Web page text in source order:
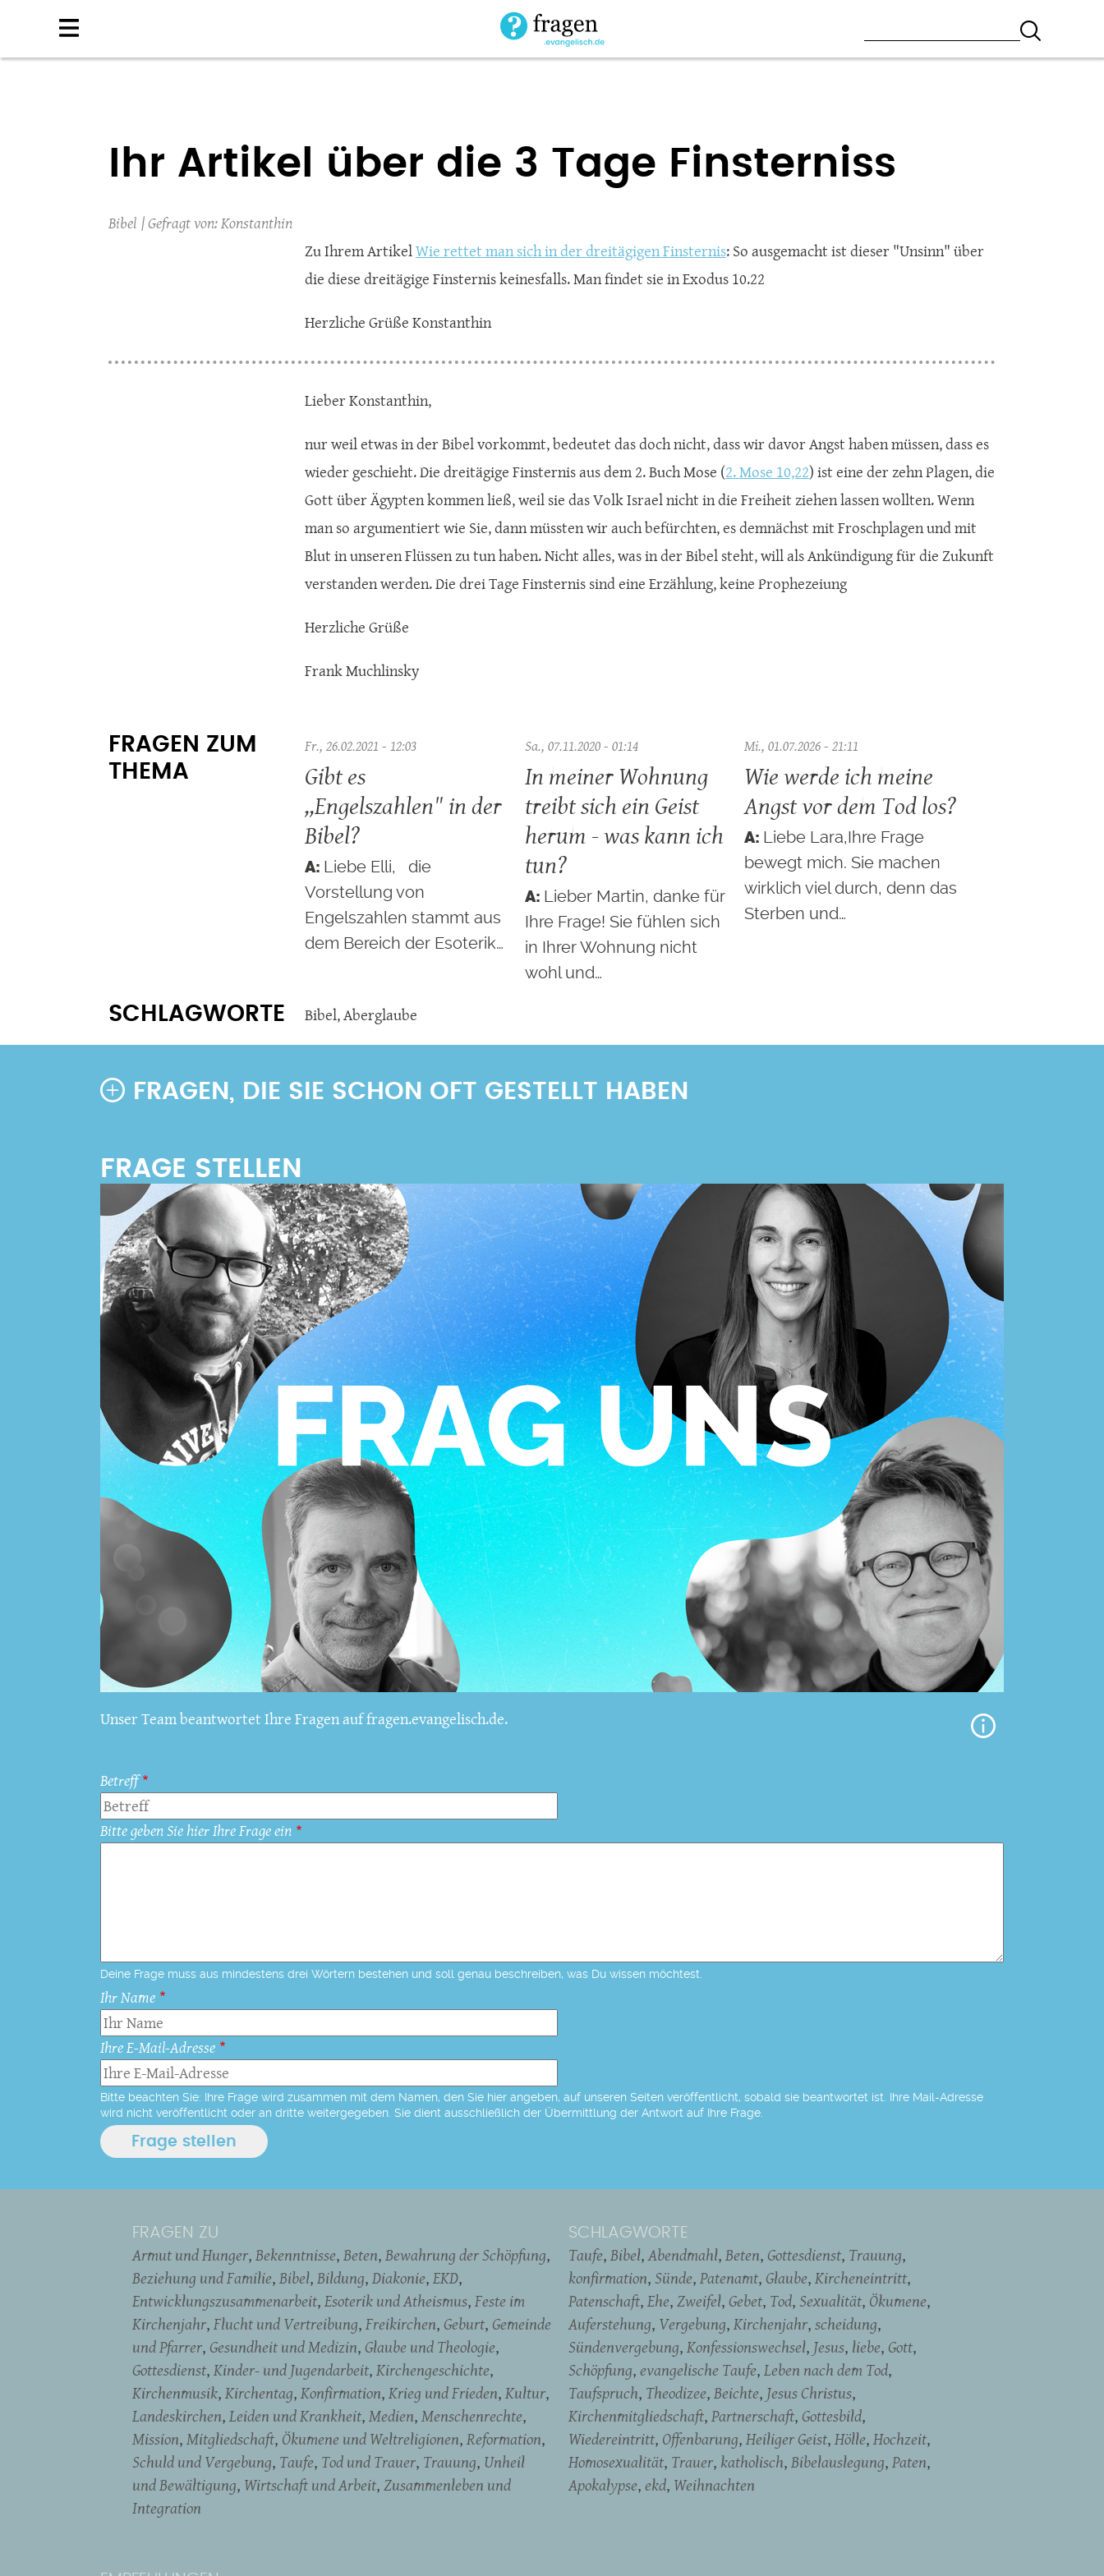
Ihr Artikel über die 3 Tage Finsterniss
Bibel
Konstanthin
Zu Ihrem ArtikelWie rettet man sich in der dreitägigen Finsternis: So ausgemacht ist dieser "Unsinn" über
die diese dreitägige Finsternis keinesfalls. Man findet sie in Exodus 10.22
Herzliche Grüße Konstanthin
Lieber Konstanthin,
nur weil etwas in der Bibel vorkommt, bedeutet das doch nicht, dass wir davor Angst haben müssen, dass es
wieder geschieht. Die dreitägige Finsternis aus dem 2. Buch Mose (2. Mose 10,22) ist eine der zehn Plagen, die
Gott über Ägypten kommen ließ, weil sie das Volk Israel nicht in die Freiheit ziehen lassen wollten. Wenn
man so argumentiert wie Sie, dann müssten wir auch befürchten, es demnächst mit Froschplagen und mit
Blut in unseren Flüssen zu tun haben. Nicht alles, was in der Bibel steht, will als Ankündigung für die Zukunft
verstanden werden. Die drei Tage Finsternis sind eine Erzählung, keine Prophezeiung
Herzliche Grüße
Frank Muchlinsky
FRAGEN ZUM
THEMA
Fr., 26.02.2021 - 12:03
Gibt es
,,Engelszahlen" in der
Bibel?
Liebe Elli, die
Vorstellung von
Engelszahlen stammt aus
dem Bereich der Esoterik…
Sa., 07.11.2020 - 01:14
In meiner Wohnung
treibt sich ein Geist
herum - was kann ich
tun?
Lieber Martin, danke für
Ihre Frage! Sie fühlen sich
in Ihrer Wohnung nicht
wohl und…
Mi., 01.07.2026 - 21:11
Wie werde ich meine
Angst vor dem Tod los?
Liebe Lara,Ihre Frage
bewegt mich. Sie machen
wirklich viel durch, denn das
Sterben und…
SCHLAGWORTE Bibel,Aberglaube
FRAGEN, DIE SIE SCHON OFT GESTELLT HABEN
Unser Team beantwortet Ihre Fragen auf fragen.evangelisch.de.
Betreff
Bitte geben Sie hier Ihre Frage ein
Deine Frage muss aus mindestens drei Wörtern bestehen und soll genau beschreiben, was Du wissen möchtest.
Ihr Name
Ihre E-Mail-Adresse
Bitte beachten Sie: Ihre Frage wird zusammen mit dem Namen, den Sie hier angeben, auf unseren Seiten veröffentlicht, sobald sie beantwortet ist. Ihre Mail-Adresse
wird nicht veröffentlicht oder an dritte weitergegeben. Sie dient ausschließlich der Übermittlung der Antwort auf Ihre Frage.
FRAGEN ZU
Armut und Hunger Bekenntnisse Beten Bewahrung der Schöpfung
Beziehung und Familie Bibel Bildung Diakonie EKD
Entwicklungszusammenarbeit Esoterik und Atheismus Feste im
Kirchenjahr Flucht und Vertreibung Freikirchen Geburt Gemeinde
und Pfarrer Gesundheit und Medizin Glaube und Theologie
Gottesdienst Kinder- und Jugendarbeit Kirchengeschichte
Kirchenmusik Kirchentag Konfirmation Krieg und Frieden Kultur
Landeskirchen Leiden und Krankheit Medien Menschenrechte
Mission Mitgliedschaft Ökumene und Weltreligionen Reformation
Schuld und Vergebung Taufe Tod und Trauer Trauung Unheil
und Bewältigung Wirtschaft und Arbeit Zusammenleben und
Integration
SCHLAGWORTE
Taufe Bibel Abendmahl Beten Gottesdienst Trauung
konfirmation Sünde Patenamt Glaube Kircheneintritt
Patenschaft Ehe Zweifel Gebet Tod Sexualität Ökumene
Auferstehung Vergebung Kirchenjahr scheidung
Sündenvergebung Konfessionswechsel Jesus liebe Gott
Schöpfung evangelische Taufe Leben nach dem Tod
Taufspruch Theodizee Beichte Jesus Christus
Kirchenmitgliedschaft Partnerschaft Gottesbild
Wiedereintritt Offenbarung Heiliger Geist Hölle Hochzeit
Homosexualität Trauer katholisch Bibelauslegung Paten
Apokalypse ekd Weihnachten